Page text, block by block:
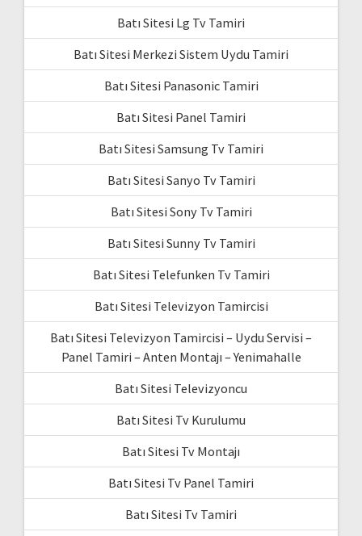
Batı Sitesi Lg Tv Tamiri
Batı Sitesi Merkezi Sistem Uydu Tamiri
Batı Sitesi Panasonic Tamiri
Batı Sitesi Panel Tamiri
Batı Sitesi Samsung Tv Tamiri
Batı Sitesi Sanyo Tv Tamiri
Batı Sitesi Sony Tv Tamiri
Batı Sitesi Sunny Tv Tamiri
Batı Sitesi Telefunken Tv Tamiri
Batı Sitesi Televizyon Tamircisi
Batı Sitesi Televizyon Tamircisi – Uydu Servisi –
Panel Tamiri – Anten Montajı – Yenimahalle
Batı Sitesi Televizyoncu
Batı Sitesi Tv Kurulumu
Batı Sitesi Tv Montajı
Batı Sitesi Tv Panel Tamiri
Batı Sitesi Tv Tamiri